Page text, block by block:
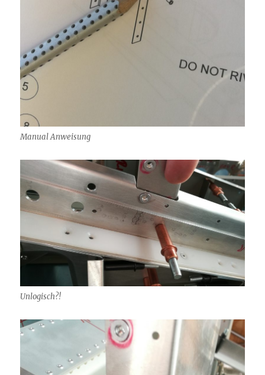
Manual Anweisung
Unlogisch?!